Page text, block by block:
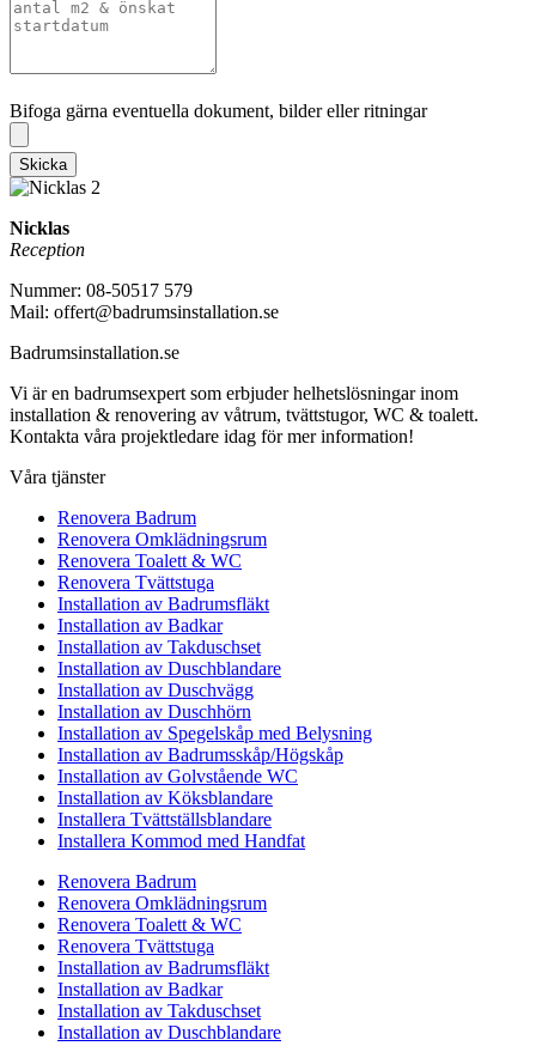
Bifoga gärna eventuella dokument, bilder eller ritningar
Skicka
Nicklas
Reception
Nummer: 08-50517 579
Mail: offert@badrumsinstallation.se
Badrumsinstallation.se
Vi är en badrumsexpert som erbjuder helhetslösningar inom
installation & renovering av våtrum, tvättstugor, WC & toalett.
Kontakta våra projektledare idag för mer information!
Våra tjänster
Renovera Badrum
Renovera Omklädningsrum
Renovera Toalett & WC
Renovera Tvättstuga
Installation av Badrumsfläkt
Installation av Badkar
Installation av Takduschset
Installation av Duschblandare
Installation av Duschvägg
Installation av Duschhörn
Installation av Spegelskåp med Belysning
Installation av Badrumsskåp/Högskåp
Installation av Golvstående WC
Installation av Köksblandare
Installera Tvättställsblandare
Installera Kommod med Handfat
Renovera Badrum
Renovera Omklädningsrum
Renovera Toalett & WC
Renovera Tvättstuga
Installation av Badrumsfläkt
Installation av Badkar
Installation av Takduschset
Installation av Duschblandare